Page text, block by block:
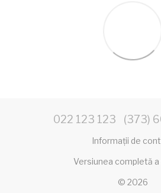
022 123 123 (373)
Informații de
Versiunea completă
© 2026